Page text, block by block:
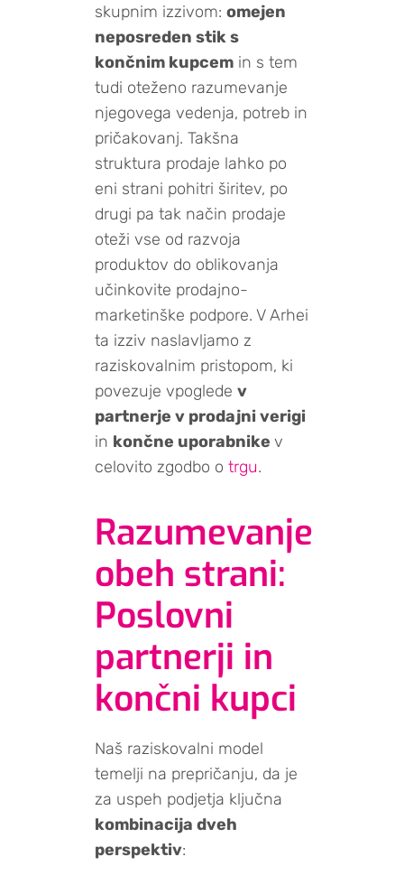
skupnim izzivom: omejen
neposreden stik s
končnim kupcem in s tem
tudi oteženo razumevanje
njegovega vedenja, potreb in
pričakovanj. Takšna
struktura prodaje lahko po
eni strani pohitri širitev, po
drugi pa tak način prodaje
oteži vse od razvoja
produktov do oblikovanja
učinkovite prodajno-
marketinške podpore. V Arhei
ta izziv naslavljamo z
raziskovalnim pristopom, ki
povezuje vpoglede v
partnerje v prodajni verigi
in končne uporabnike v
celovito zgodbo o trgu.
Razumevanje
obeh strani:
Poslovni
partnerji in
končni kupci
Naš raziskovalni model
temelji na prepričanju, da je
za uspeh podjetja ključna
kombinacija dveh
perspektiv: